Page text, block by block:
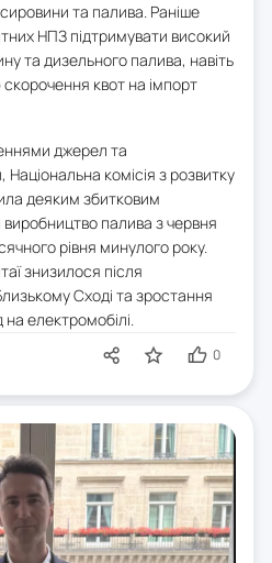
та палива. Раніше
НПЗ підтримувати високий
та дизельного палива, навіть
квот на імпорт
джерел та
комісія з розвитку
деяким збитковим
палива з червня
рівня минулого року.
знизилося після
Сході та зростання
на електромобілі.
0